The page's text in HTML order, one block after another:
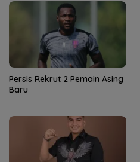
Persis Rekrut 2 Pemain Asing
Baru